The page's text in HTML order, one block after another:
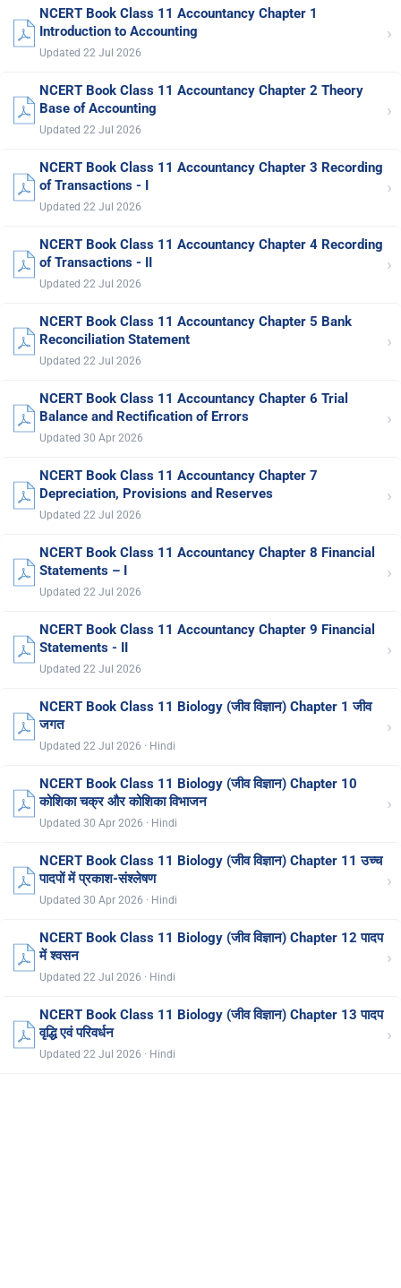
NCERT Book Class 11 Accountancy Chapter 1
Introduction to Accounting
Updated 22 Jul 2026
›
NCERT Book Class 11 Accountancy Chapter 2 Theory
Base of Accounting
Updated 22 Jul 2026
›
NCERT Book Class 11 Accountancy Chapter 3 Recording
of Transactions - I
Updated 22 Jul 2026
›
NCERT Book Class 11 Accountancy Chapter 4 Recording
of Transactions - II
Updated 22 Jul 2026
›
NCERT Book Class 11 Accountancy Chapter 5 Bank
Reconciliation Statement
Updated 22 Jul 2026
›
NCERT Book Class 11 Accountancy Chapter 6 Trial
Balance and Rectification of Errors
Updated 30 Apr 2026
›
NCERT Book Class 11 Accountancy Chapter 7
Depreciation, Provisions and Reserves
Updated 22 Jul 2026
›
NCERT Book Class 11 Accountancy Chapter 8 Financial
Statements – I
Updated 22 Jul 2026
›
NCERT Book Class 11 Accountancy Chapter 9 Financial
Statements - II
Updated 22 Jul 2026
›
NCERT Book Class 11 Biology (जीव विज्ञान) Chapter 1 जीव
जगत
Updated 22 Jul 2026 · Hindi
›
NCERT Book Class 11 Biology (जीव विज्ञान) Chapter 10
कोशिका चक्र और कोशिका विभाजन
Updated 30 Apr 2026 · Hindi
›
NCERT Book Class 11 Biology (जीव विज्ञान) Chapter 11 उच्च
पादपों में प्रकाश-संश्लेषण
Updated 30 Apr 2026 · Hindi
›
NCERT Book Class 11 Biology (जीव विज्ञान) Chapter 12 पादप
में श्वसन
Updated 22 Jul 2026 · Hindi
›
NCERT Book Class 11 Biology (जीव विज्ञान) Chapter 13 पादप
वृद्धि एवं परिवर्धन
Updated 22 Jul 2026 · Hindi
›